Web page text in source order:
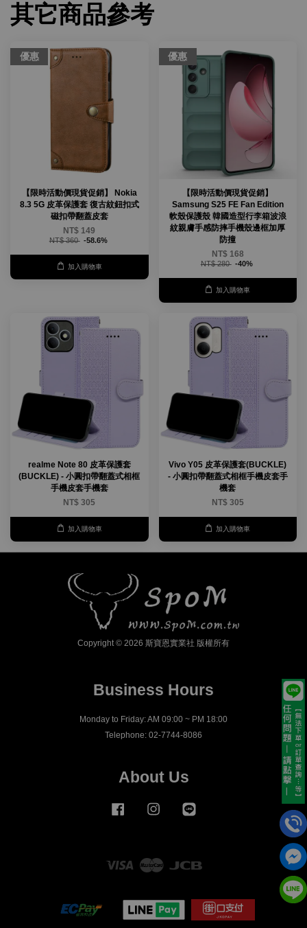
其它商品參考
優惠
【限時活動價現貨促銷】 Nokia
8.3 5G 皮革保護套 復古紋鈕扣式
磁扣帶翻蓋皮套
NT$ 149
NT$ 360 -58.6%
加入購物車
優惠
【限時活動價現貨促銷】
Samsung S25 FE Fan Edition
軟殼保護殼 韓國造型行李箱波浪
紋親膚手感防摔手機殼邊框加厚
防撞
NT$ 168
NT$ 280 -40%
加入購物車
realme Note 80 皮革保護套
(BUCKLE) - 小圓扣帶翻蓋式相框
手機皮套手機套
NT$ 305
加入購物車
Vivo Y05 皮革保護套(BUCKLE)
- 小圓扣帶翻蓋式相框手機皮套手
機套
NT$ 305
加入購物車
Copyright © 2026 斯寶恩實業社 版權所有
Business Hours
Monday to Friday: AM 09:00 ~ PM 18:00
Telephone: 02-7744-8086
About Us
Facebook Instagram
Visa Master